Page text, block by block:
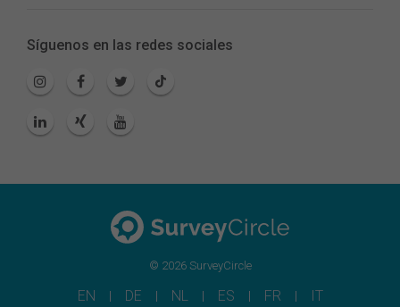
Síguenos en las redes sociales
© 2026 SurveyCircle
EN DE NL ES FR IT